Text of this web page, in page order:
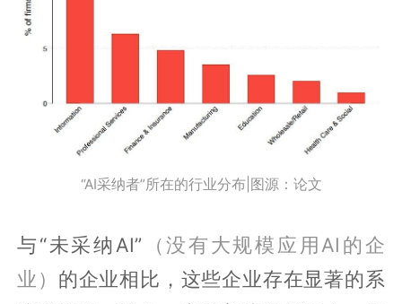
“AI采纳者”所在的行业分布|图源：论文
与“未采纳AI” （没有大规模应用AI的企
业） 的企业相比，这些企业存在显著的系